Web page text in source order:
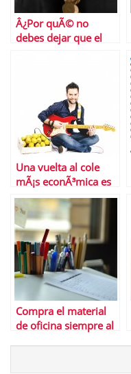
Â¿Por quÃ© no
debes dejar que el
Una vuelta al cole
mÃ¡s econÃ³mica es
posible
Compra el material
de oficina siempre al